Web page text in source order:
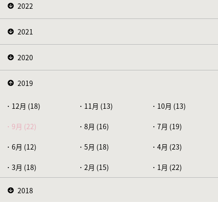
2022
2021
2020
2019
12月 (18) 11月 (13) 10月 (13)
9月 (22) 8月 (16) 7月 (19)
6月 (12) 5月 (18) 4月 (23)
3月 (18) 2月 (15) 1月 (22)
2018